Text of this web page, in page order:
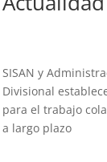
SISAN y
Divisional
para el trabajo
a largo plazo